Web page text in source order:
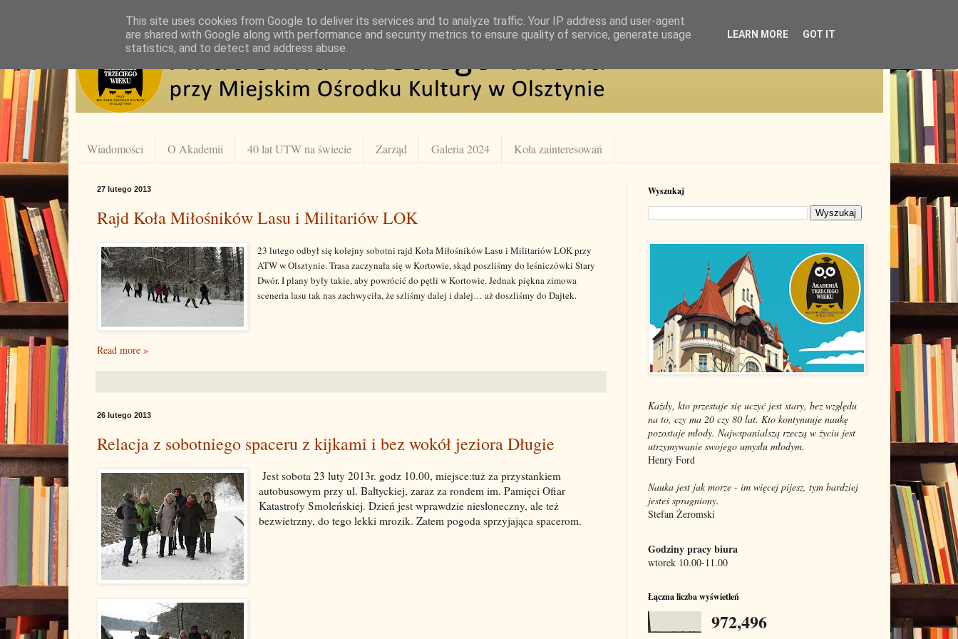
Wiadomości O Akademii 40 lat UTW na świecie Zarząd Galeria 2024 Koła zainteresowań
27 lutego 2013
Rajd Koła Miłośników Lasu i Militariów LOK
23 lutego odbył się kolejny sobotni rajd Koła Miłośników Lasu i Militariów LOK przy
ATW w Olsztynie. Trasa zaczynała się w Kortowie, skąd poszliśmy do leśniczówki Stary
Dwór. I plany były takie, aby powrócić do pętli w Kortowie. Jednak piękna zimowa
sceneria lasu tak nas zachwyciła, że szliśmy dalej i dalej… aż doszliśmy do Dajtek.
Read more »
26 lutego 2013
Relacja z sobotniego spaceru z kijkami i bez wokół jeziora Długie
Jest sobota 23 luty 2013r. godz 10.00, miejsce:tuż za przystankiem
autobusowym przy ul. Bałtyckiej, zaraz za rondem im. Pamięci Ofiar
Katastrofy Smoleńskiej. Dzień jest wprawdzie niesłoneczny, ale też
bezwietrzny, do tego lekki mrozik. Zatem pogoda sprzyjająca spacerom.
Wyszukaj
Każdy, kto przestaje się uczyć jest stary, bez względu
na to, czy ma 20 czy 80 lat. Kto kontynuuje naukę
pozostaje młody. Najwspanialszą rzeczą w życiu jest
utrzymywanie swojego umysłu młodym.
Henry Ford
Nauka jest jak morze - im więcej pijesz, tym bardziej
jesteś spragniony.
Stefan Żeromski
Godziny pracy biura
wtorek 10.00-11.00
Łączna liczba wyświetleń
972,496
This site uses cookies from Google to deliver its services and to analyze traffic. Your IP address and user-agent
are shared with Google along with performance and security metrics to ensure quality of service, generate usage
statistics, and to detect and address abuse.
LEARN MORE GOT IT